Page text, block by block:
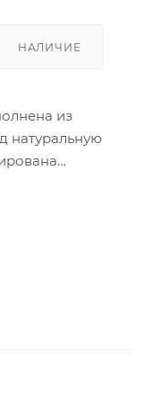
НАЛИЧИЕ
из
натуральную
форзац
под
тиснение,